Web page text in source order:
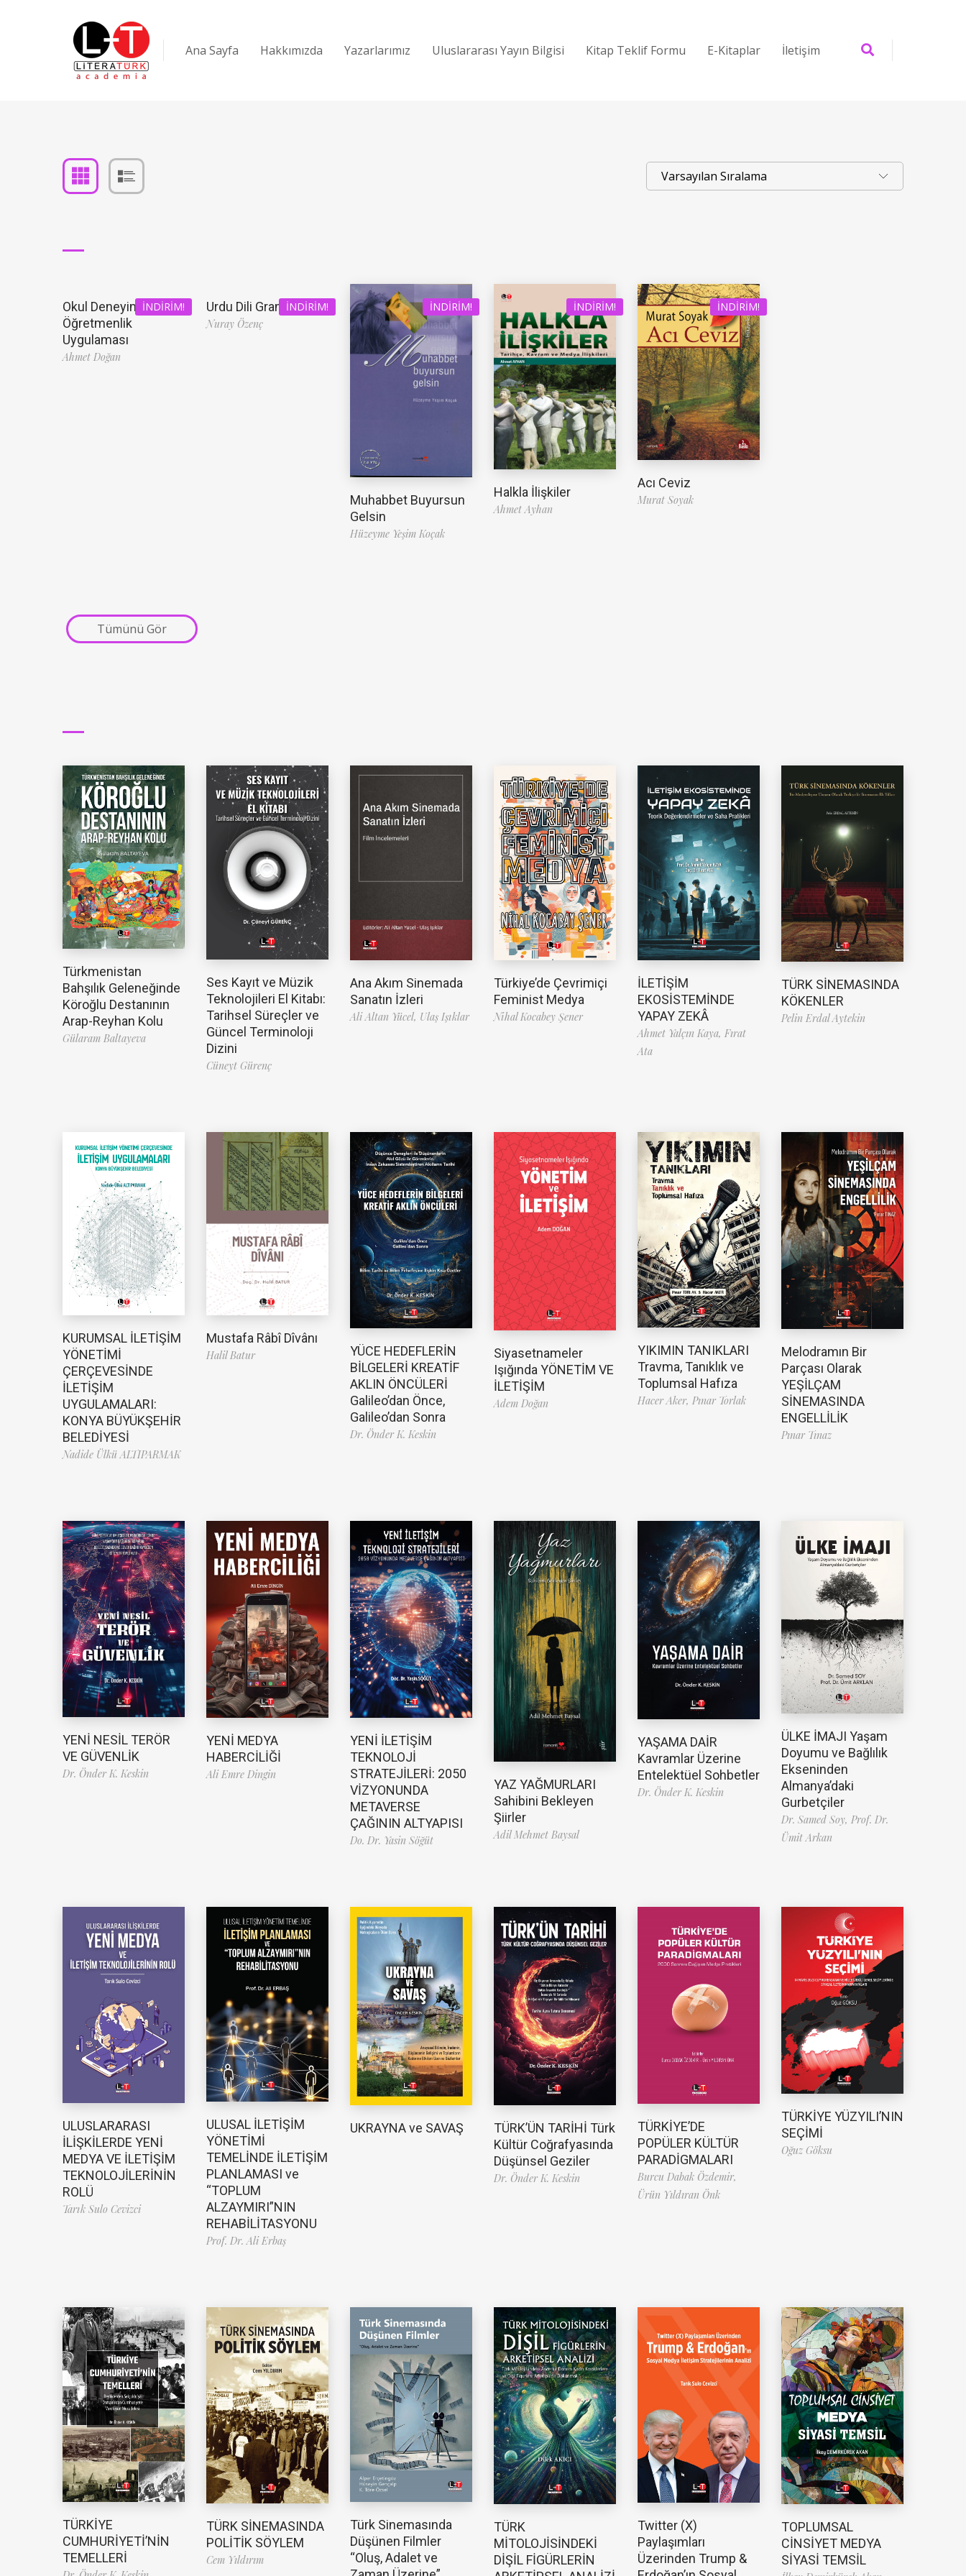
Ana Sayfa Hakkımızda Yazarlarımız Uluslararası Yayın Bilgisi Kitap Teklif Formu E-Kitaplar İletişim
İNDIRIM!
Okul Deneyimi ve
Öğretmenlik
Uygulaması
Ahmet Doğan
İNDIRIM!
Urdu Dili Grameri
Nuray Özenç
İNDIRIM!
Muhabbet Buyursun
Gelsin
Hüzeyme Yeşim Koçak
İNDIRIM!
Halkla İlişkiler
Ahmet Ayhan
İNDIRIM!
Acı Ceviz
Murat Soyak
Tümünü Gör
Türkmenistan
Bahşılık Geleneğinde
Köroğlu Destanının
Arap-Reyhan Kolu
Gülaram Baltayeva
Ses Kayıt ve Müzik
Teknolojileri El Kitabı:
Tarihsel Süreçler ve
Güncel Terminoloji
Dizini
Cüneyt Gürenç
Ana Akım Sinemada
Sanatın İzleri
Ali Altan Yücel, Ulaş Işıklar
Türkiye’de Çevrimiçi
Feminist Medya
Nihal Kocabey Şener
İLETİŞİM
EKOSİSTEMİNDE
YAPAY ZEKÂ
Ahmet Yalçın Kaya, Fırat
Ata
TÜRK SİNEMASINDA
KÖKENLER
Pelin Erdal Aytekin
KURUMSAL İLETİŞİM
YÖNETİMİ
ÇERÇEVESİNDE
İLETİŞİM
UYGULAMALARI:
KONYA BÜYÜKŞEHİR
BELEDİYESİ
Nadide Ülkü ALTIPARMAK
Mustafa Râbî Dîvânı
Halil Batur
YÜCE HEDEFLERİN
BİLGELERİ KREATİF
AKLIN ÖNCÜLERİ
Galileo’dan Önce,
Galileo’dan Sonra
Dr. Önder K. Keskin
Siyasetnameler
Işığında YÖNETİM VE
İLETİŞİM
Adem Doğan
YIKIMIN TANIKLARI
Travma, Tanıklık ve
Toplumsal Hafıza
Hacer Aker, Pınar Torlak
Melodramın Bir
Parçası Olarak
YEŞİLÇAM
SİNEMASINDA
ENGELLİLİK
Pınar Tınaz
YENİ NESİL TERÖR
VE GÜVENLİK
Dr. Önder K. Keskin
YENİ MEDYA
HABERCİLİĞİ
Ali Emre Dingin
YENİ İLETİŞİM
TEKNOLOJİ
STRATEJİLERİ: 2050
VİZYONUNDA
METAVERSE
ÇAĞININ ALTYAPISI
Do. Dr. Yasin Söğüt
YAZ YAĞMURLARI
Sahibini Bekleyen
Şiirler
Adil Mehmet Baysal
YAŞAMA DAİR
Kavramlar Üzerine
Entelektüel Sohbetler
Dr. Önder K. Keskin
ÜLKE İMAJI Yaşam
Doyumu ve Bağlılık
Ekseninden
Almanya’daki
Gurbetçiler
Dr. Samed Soy, Prof. Dr.
Ümit Arkan
ULUSLARARASI
İLİŞKİLERDE YENİ
MEDYA VE İLETİŞİM
TEKNOLOJİLERİNİN
ROLÜ
Tarık Sulo Cevizci
ULUSAL İLETİŞİM
YÖNETİMİ
TEMELİNDE İLETİŞİM
PLANLAMASI ve
“TOPLUM
ALZAYMIRI”NIN
REHABİLİTASYONU
Prof. Dr. Ali Erbaş
UKRAYNA ve SAVAŞ
TÜRK’ÜN TARİHİ Türk
Kültür Coğrafyasında
Düşünsel Geziler
Dr. Önder K. Keskin
TÜRKİYE’DE
POPÜLER KÜLTÜR
PARADİGMALARI
Burcu Dabak Özdemir,
Ürün Yıldıran Önk
TÜRKİYE YÜZYILI’NIN
SEÇİMİ
Oğuz Göksu
TÜRKİYE
CUMHURİYETİ’NİN
TEMELLERİ
TÜRK SİNEMASINDA
POLİTİK SÖYLEM
Cem Yıldırım
Türk Sinemasında
Düşünen Filmler
“Oluş, Adalet ve
TÜRK
MİTOLOJİSİNDEKİ
DİŞİL FİGÜRLERİN
Twitter (X)
Paylaşımları
Üzerinden Trump &
TOPLUMSAL
CİNSİYET MEDYA
SİYASİ TEMSİL